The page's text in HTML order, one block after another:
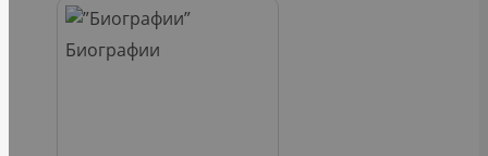
Биографии